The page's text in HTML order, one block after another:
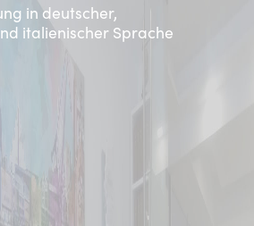
in deutscher,
italienischer Sprache